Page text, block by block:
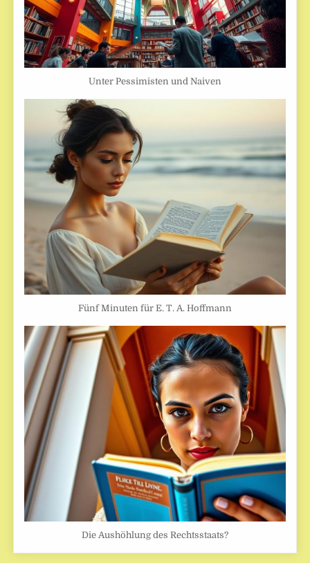
Unter Pessimisten und Naiven
Fünf Minuten für E. T. A. Hoffmann
Die Aushöhlung des Rechtsstaats?